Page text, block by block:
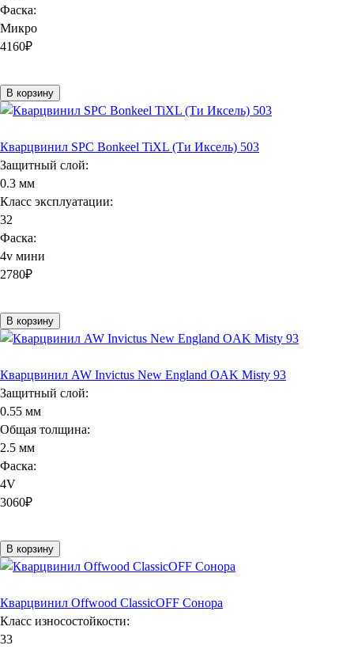
Фаска:
Микро
4160₽
В корзину
Кварцвинил SPC Bonkeel TiXL (Ти Иксель) 503
Защитный слой:
0.3 мм
Класс эксплуатации:
32
Фаска:
4v мини
2780₽
В корзину
Кварцвинил AW Invictus New England OAK Misty 93
Защитный слой:
0.55 мм
Общая толщина:
2.5 мм
Фаска:
4V
3060₽
В корзину
Кварцвинил Offwood ClassicOFF Сонора
Класс износостойкости:
33